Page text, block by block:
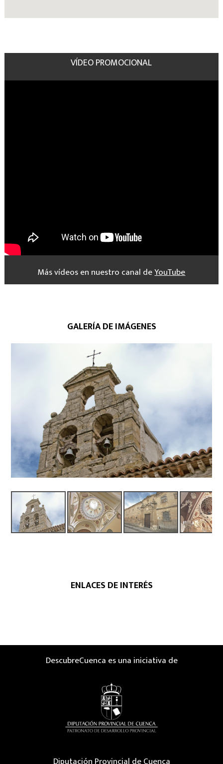
VÍDEO PROMOCIONAL
Más vídeos en nuestro canal deYouTube
GALERÍA DE IMÁGENES
ENLACES DE INTERÉS
DescubreCuenca es una iniciativa de